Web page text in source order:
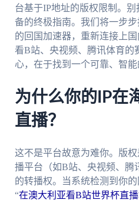
台基于IP地址的版权限制。
备的终极指南。我们将一步
的回国加速器，重新连接上
看B站、央视频、腾讯体育的
心，在于找到一个可靠、智能
为什么你的IP在
直播？
这不是平台故意为难你。版
播平台（如B站、央视频、腾
的转播权。当系统检测到你
“在澳大利亚看B站世界杯直播